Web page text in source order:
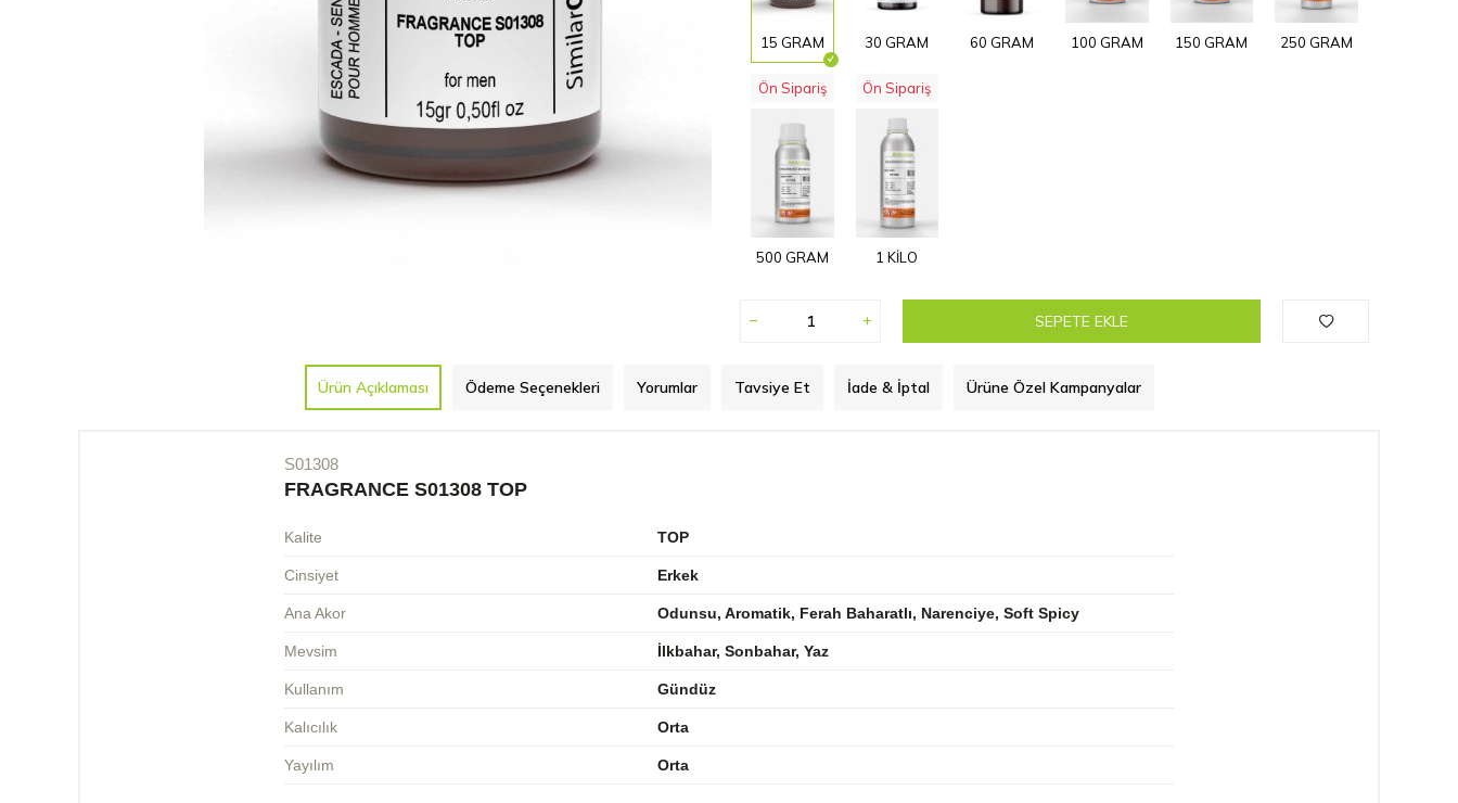
15 GRAM 30 GRAM 60 GRAM 100 GRAM 150 GRAM 250 GRAM
Ön Sipariş
500 GRAM
Ön Sipariş
1 KİLO
SEPETE EKLE
Ürün Açıklaması Ödeme Seçenekleri Yorumlar Tavsiye Et İade & İptal Ürüne Özel Kampanyalar
S01308
FRAGRANCE S01308 TOP
Kalite TOP
Cinsiyet Erkek
Ana Akor Odunsu, Aromatik, Ferah Baharatlı, Narenciye, Soft Spicy
Mevsim İlkbahar, Sonbahar, Yaz
Kullanım Gündüz
Kalıcılık Orta
Yayılım Orta